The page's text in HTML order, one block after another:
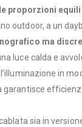
proporzioni
outdoor, a un
ma
luce calda e
in
garantisce
sia in